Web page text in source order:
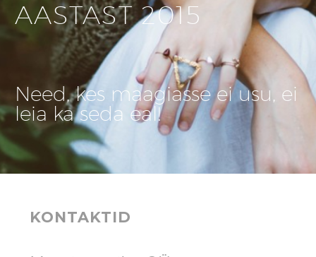
AASTAST 2015
Need, kes maagiasse ei usu, ei
leia ka seda eal!
KONTAKTID